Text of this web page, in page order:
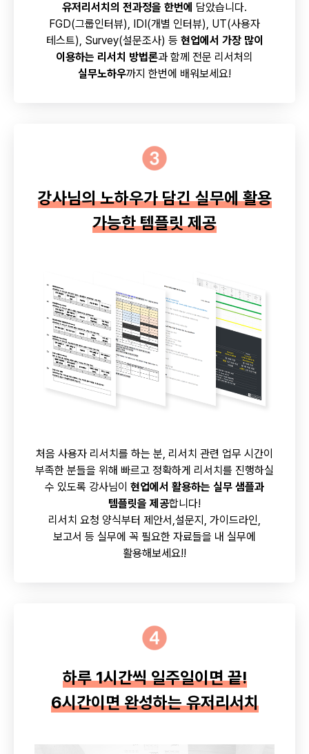
유저리서치의 전과정을 한번에 담았습니다.
FGD(그룹인터뷰), IDI(개별 인터뷰), UT(사용자
테스트), Survey(설문조사) 등 현업에서 가장 많이
이용하는 리서치 방법론과 함께 전문 리서처의
실무노하우까지 한번에 배워보세요!
강사님의 노하우가 담긴 실무에 활용
가능한 템플릿 제공
처음 사용자 리서치를 하는 분, 리서치 관련 업무 시간이
부족한 분들을 위해 빠르고 정확하게 리서치를 진행하실
수 있도록 강사님이 현업에서 활용하는 실무 샘플과
템플릿을 제공합니다!
리서치 요청 양식부터 제안서,설문지, 가이드라인,
보고서 등 실무에 꼭 필요한 자료들을 내 실무에
활용해보세요!!
하루 1시간씩 일주일이면 끝!
6시간이면 완성하는 유저리서치